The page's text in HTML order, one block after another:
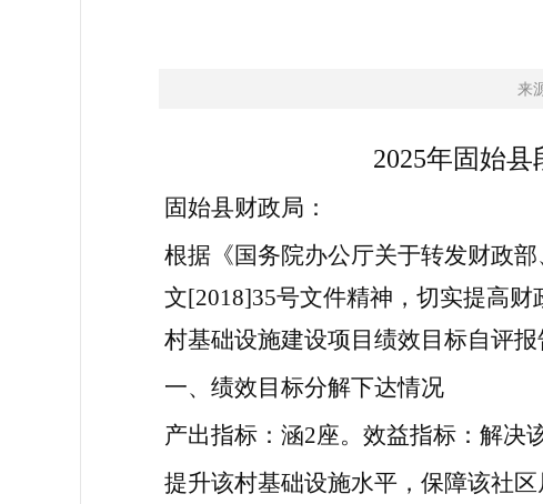
来
2025年固始
固始县财政局 ：
根据《国务院办公厅关于转发财政
文[2018]35号文件精神，切实提高
村基础设施建设项目绩效目标自评报
一、绩效目标分解下达情况
产出指标：涵2座。效益指标：解决
提升该村基础设施水平，保障该社